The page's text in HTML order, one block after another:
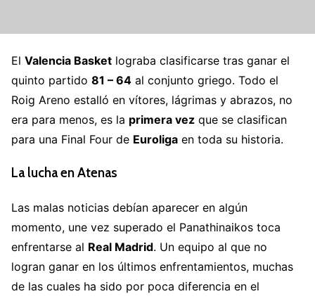
El Valencia Basket lograba clasificarse tras ganar el
quinto partido 81 – 64 al conjunto griego. Todo el
Roig Areno estalló en vítores, lágrimas y abrazos, no
era para menos, es la primera vez que se clasifican
para una Final Four de Euroliga en toda su historia.
La lucha en Atenas
Las malas noticias debían aparecer en algún
momento, une vez superado el Panathinaikos toca
enfrentarse al Real Madrid. Un equipo al que no
logran ganar en los últimos enfrentamientos, muchas
de las cuales ha sido por poca diferencia en el